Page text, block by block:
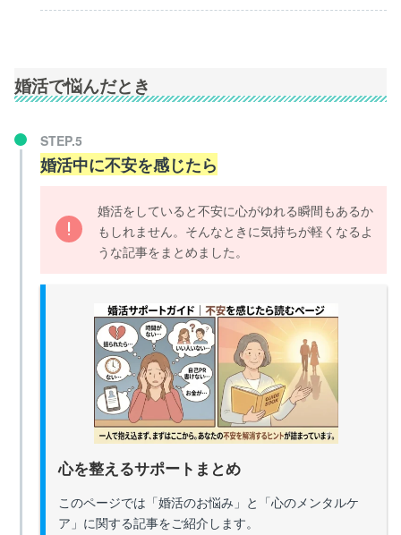
婚活で悩んだとき
STEP.5
婚活中に不安を感じたら
婚活をしていると不安に心がゆれる瞬間もあるか
もしれません。そんなときに気持ちが軽くなるよ
うな記事をまとめました。
心を整えるサポートまとめ
このページでは「婚活のお悩み」と「心のメンタルケ
ア」に関する記事をご紹介します。